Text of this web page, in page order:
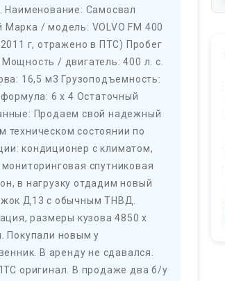
Наименование: Самосвал
/ модель: VOLVO FM 400
2011 г, отражено в ПТС) Пробег
/ двигатель: 400 л. с.
16,5 м3 Грузоподъемность:
6 x 4 Остаточный
Продаем свой надежный
техническом состоянии по
кондиционер с климатом,
спутниковая
в нагрузку отдадим новый
Д13 с обычным ТНВД.
размеры кузова 4850 x
Покупали новым у
В аренду не сдавался.
оригинал. В продаже два б/у